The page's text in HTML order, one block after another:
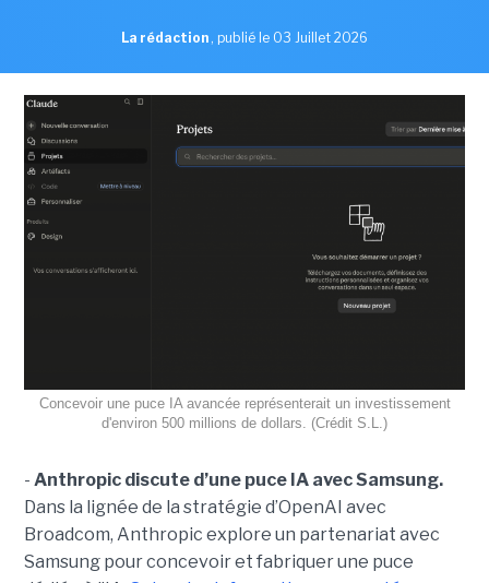
La rédaction , publié le 03 Juillet 2026
Concevoir une puce IA avancée représenterait un investissement
d'environ 500 millions de dollars. (Crédit S.L.)
- Anthropic discute d’une puce IA avec Samsung.
Dans la lignée de la stratégie d’OpenAI avec
Broadcom, Anthropic explore un partenariat avec
Samsung pour concevoir et fabriquer une puce